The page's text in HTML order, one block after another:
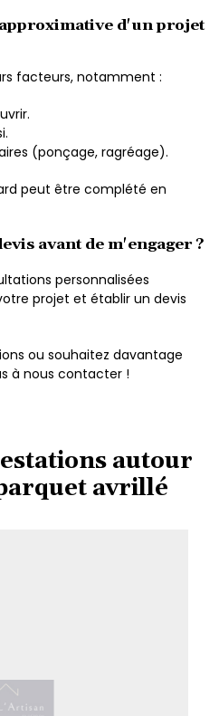
d'un projet
facteurs, notamment :
(ponçage, ragréage).
peut être complété en
avant de m'engager ?
personnalisées
projet et établir un devis
ou souhaitez davantage
à nous contacter !
autour
avrillé